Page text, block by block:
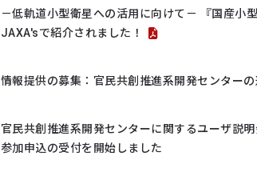
－低軌道小型衛星への活用に向けて－ 『国産小
JAXA'sで紹介されました！
情報提供の募集：官民共創推進系開発センター
官民共創推進系開発センターに関するユーザ説
参加申込の受付を開始しました